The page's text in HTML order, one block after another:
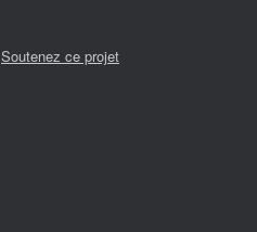
Soutenez ce projet